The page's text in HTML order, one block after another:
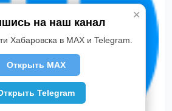
✕
на наш канал
Хабаровска в MAX и Telegram.
Открыть MAX
Telegram